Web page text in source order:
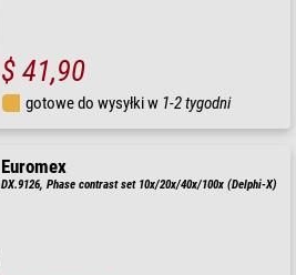
$ 41,90
gotowe do wysyłki w 1-2 tygodni
Euromex
DX.9126, Phase contrast set 10x/20x/40x/100x (Delphi-X)